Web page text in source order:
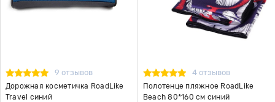
9 отзывов
Дорожная косметичка RoadLike
Travel синий
4 отзывов
Полотенце пляжное RoadLike
Beach 80*160 см синий